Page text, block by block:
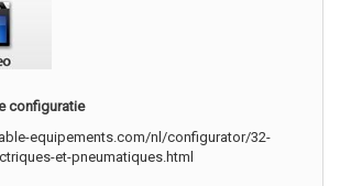
configuratie
equipements.com/nl/configurator/32-
et-pneumatiques.html